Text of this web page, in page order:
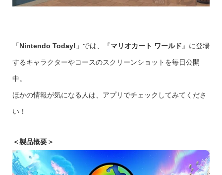
「Nintendo Today! 」では、『マリオカート ワールド』に登場
するキャラクターやコースのスクリーンショットを毎日公開
中。
ほかの情報が気になる人は、アプリでチェックしてみてくださ
い！
＜製品概要＞